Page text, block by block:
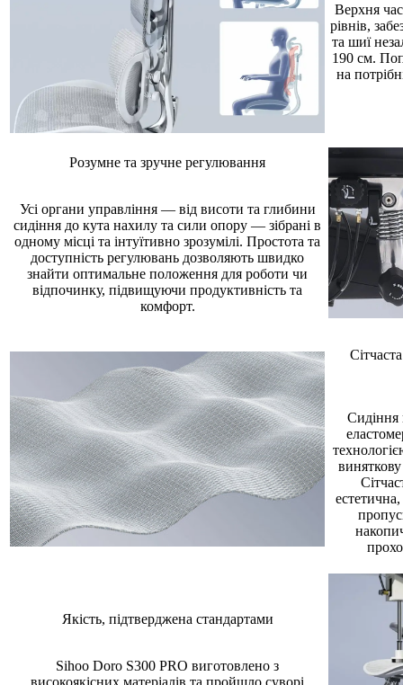
Верхня
рівнів,
та шиї
190 см.
на
Розумне та зручне регулювання
Усі органи управління — від висоти та глибини
сидіння до кута нахилу та сили опору — зібрані в
одному місці та інтуїтивно зрозумілі. Простота та
доступність регулювань дозволяють швидко
знайти оптимальне положення для роботи чи
відпочинку, підвищуючи продуктивність та
комфорт.
Сидіння
виняткову
Якість, підтверджена стандартами
Sihoo Doro S300 PRO виготовлено з
високоякісних матеріалів та пройшло суворі